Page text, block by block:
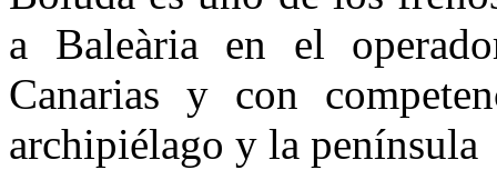
a Baleària en el
Canarias y con
archipiélago y la península